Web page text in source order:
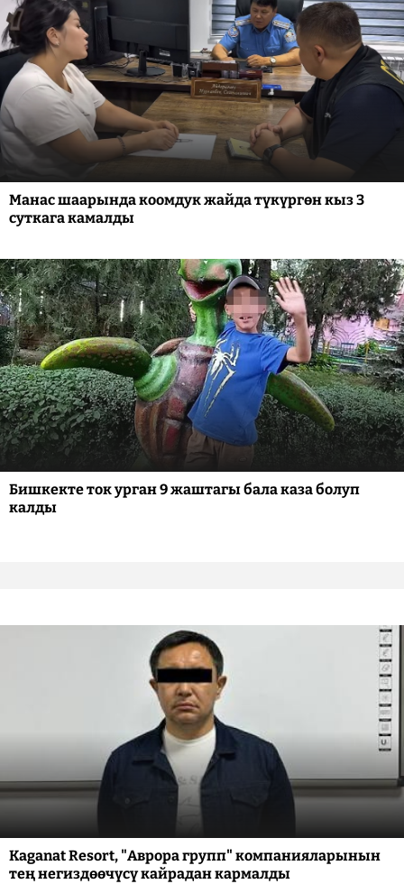
Манас шаарында коомдук жайда түкүргөн кыз 3
суткага камалды
Бишкекте ток урган 9 жаштагы бала каза болуп
калды
Kaganat Resort, "Аврора групп" компанияларынын
тең негиздөөчүсү кайрадан кармалды